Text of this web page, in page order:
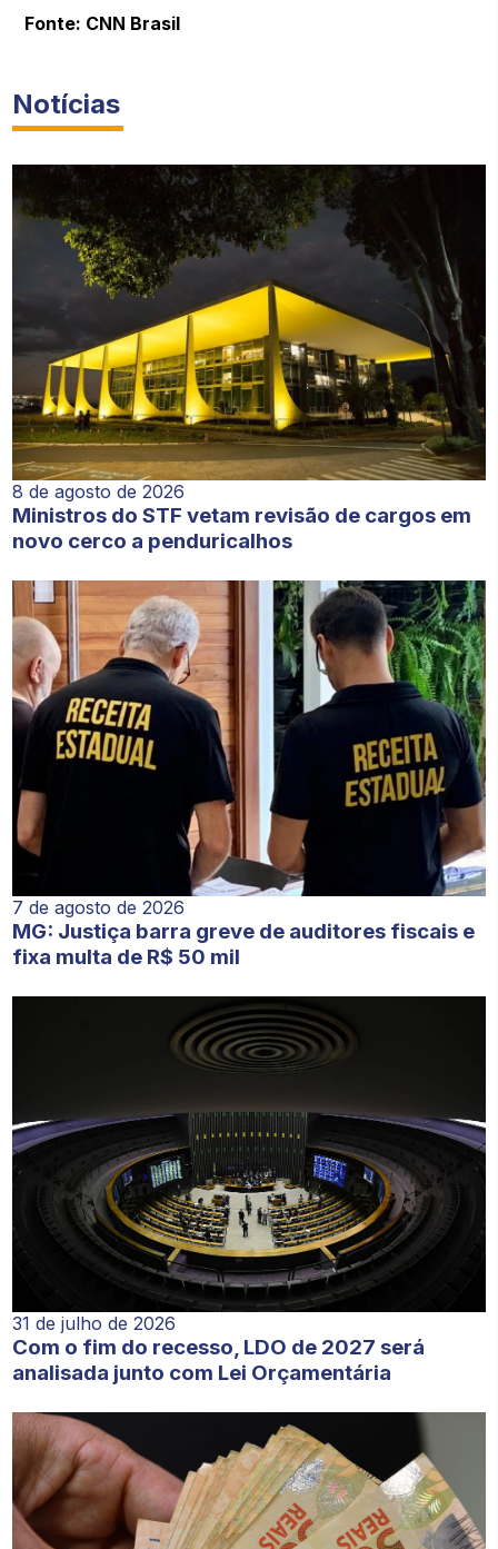
Fonte: CNN Brasil
Notícias
8 de agosto de 2026
Ministros do STF vetam revisão de cargos em
novo cerco a penduricalhos
7 de agosto de 2026
MG: Justiça barra greve de auditores fiscais e
fixa multa de R$ 50 mil
31 de julho de 2026
Com o fim do recesso, LDO de 2027 será
analisada junto com Lei Orçamentária